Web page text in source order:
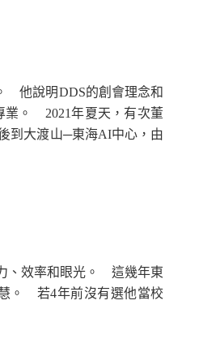
他說明DDS的創會理念和
業。 2021年夏天，有次董
到大渡山─東海AI中心，由
、效率和眼光。 這幾年東
。 若4年前沒有選他當校